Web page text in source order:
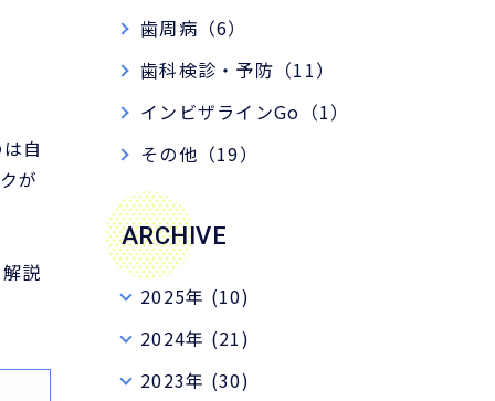
自
が
説
歯周病（6）
歯科検診・予防（11）
インビザラインGo（1）
その他（19）
ARCHIVE
2025年 (10)
2024年 (21)
2023年 (30)